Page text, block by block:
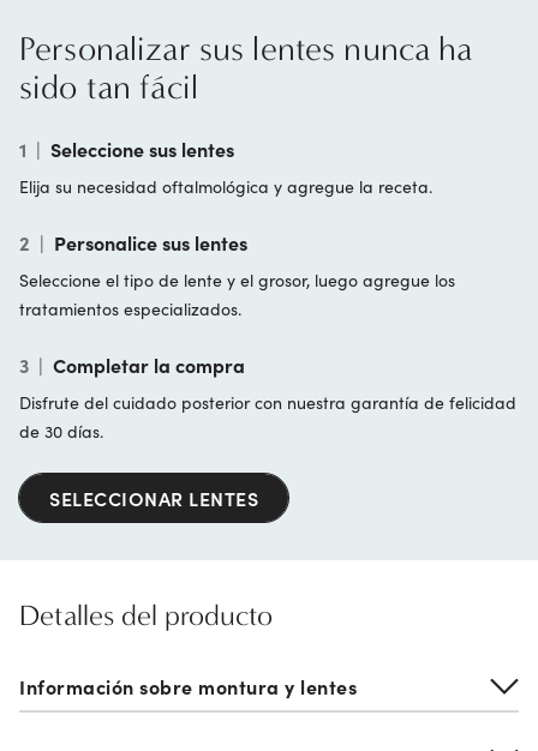
Personalizar sus lentes nunca ha
sido tan fácil
1 | Seleccione sus lentes
Elija su necesidad oftalmológica y agregue la receta.
2 | Personalice sus lentes
Seleccione el tipo de lente y el grosor, luego agregue los
tratamientos especializados.
3 | Completar la compra
Disfrute del cuidado posterior con nuestra garantía de felicidad
de 30 días.
SELECCIONAR LENTES
Detalles del producto
Información sobre montura y lentes